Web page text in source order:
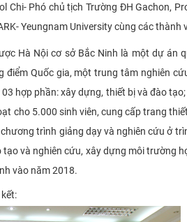
Chi- Phó chủ tịch Trường ĐH Gachon,
Yeungnam University cùng các thành
Hà Nội cơ sở Bắc Ninh là một dự
Quốc gia, một trung tâm nghiên
hợp phần: xây dựng, thiết bị và đào
cho 5.000 sinh viên, cung cấp trang
trình giảng dạy và nghiên cứu ở
tạo và nghiên cứu, xây dựng môi trường
vào năm 2018.